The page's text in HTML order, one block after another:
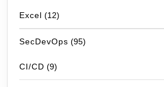
Excel (12)
SecDevOps (95)
CI/CD (9)